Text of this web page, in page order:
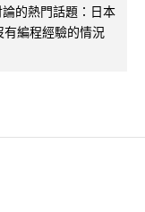
的熱門話題：日本
編程經驗的情況